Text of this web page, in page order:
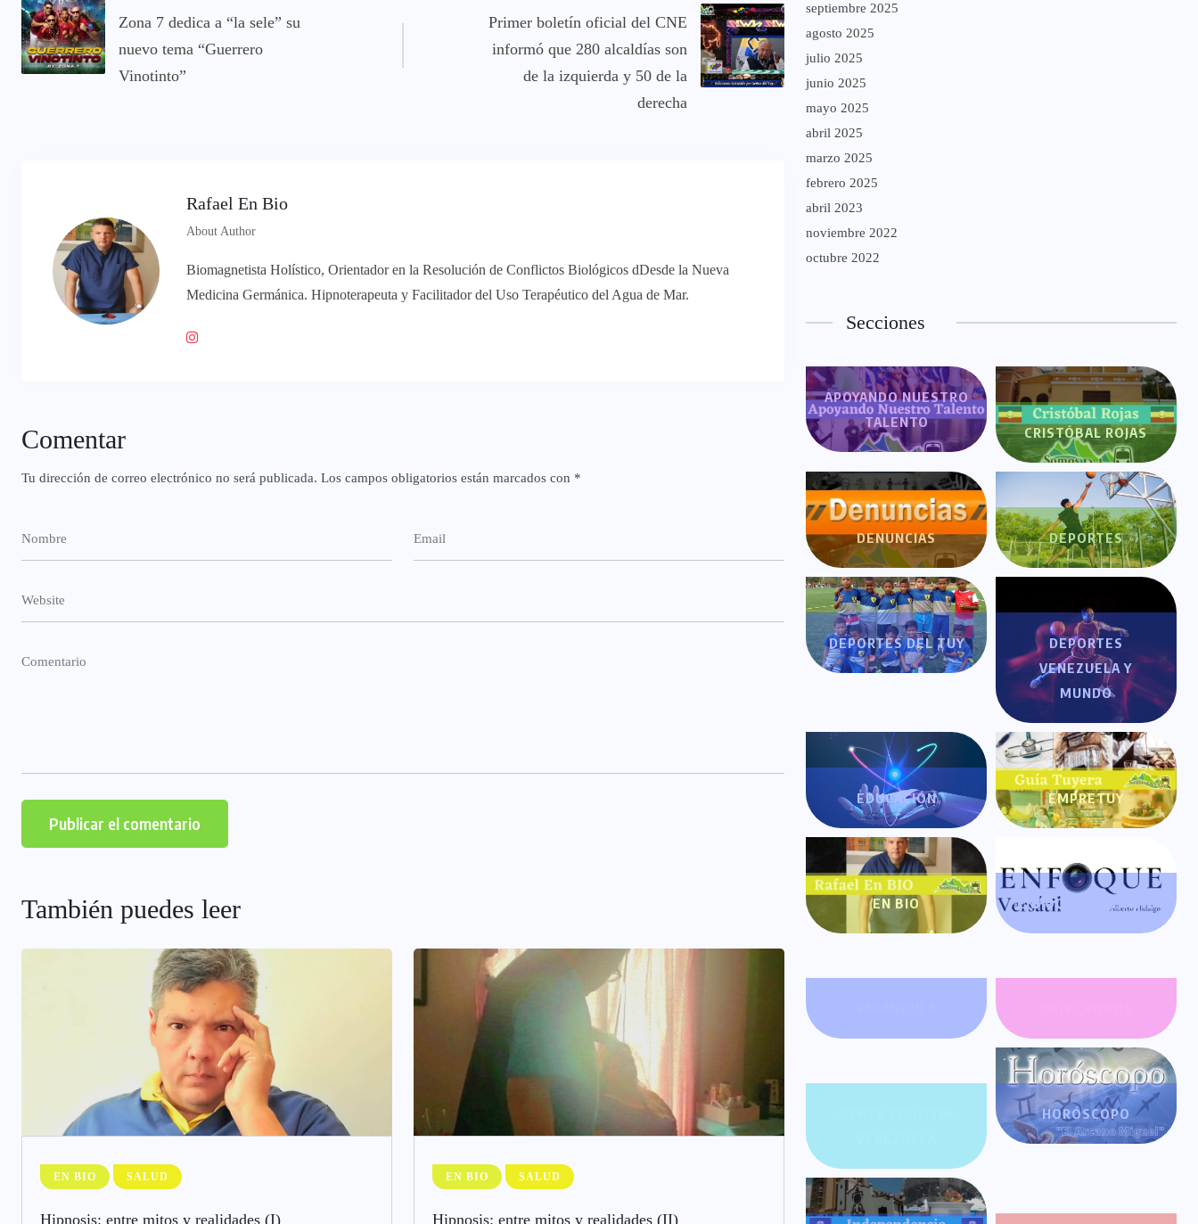
Zona 7 dedica a “la sele” su
nuevo tema “Guerrero
Vinotinto”
Primer boletín oficial del CNE
informó que 280 alcaldías son
de la izquierda y 50 de la
derecha
Rafael En Bio
About Author
Biomagnetista Holístico, Orientador en la Resolución de Conflictos Biológicos dDesde la Nueva
Medicina Germánica. Hipnoterapeuta y Facilitador del Uso Terapéutico del Agua de Mar.
Comentar
Tu dirección de correo electrónico no será publicada. Los campos obligatorios están marcados con *
También puedes leer
EN BIO SALUD
Hipnosis: entre mitos y realidades (I)
EN BIO SALUD
Hipnosis: entre mitos y realidades (II)
septiembre 2025
agosto 2025
julio 2025
junio 2025
mayo 2025
abril 2025
marzo 2025
febrero 2025
abril 2023
noviembre 2022
octubre 2022
Secciones
APOYANDO NUESTRO
TALENTO
CRISTÓBAL ROJAS
DENUNCIAS DEPORTES
DEPORTES DEL TUY
DEPORTES
VENEZUELA Y
MUNDO
EDUCACIÓN EMPRETUY
EN BIO ENFOQUE VERSÁTIL
HORÓSCOPO